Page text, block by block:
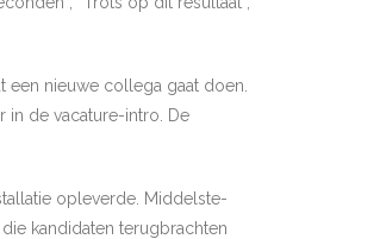
nieuwe collega gaat doen.
in de vacature-intro. De
opleverde. Middelste-
kandidaten terugbrachten